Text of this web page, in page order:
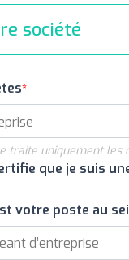
société
traite uniquement les
que je suis
votre poste au